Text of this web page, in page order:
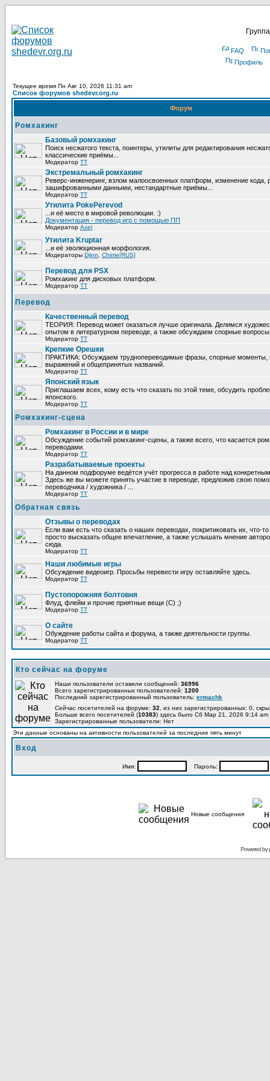
FAQ
Профиль
Текущее время Пн Авг 10, 2026 11:31 am
Список форумов shedevr.org.ru
Форум
Ромхакинг
Базовый ромхакинг
Поиск несжатого текста, поинтеры, утилиты для редактирования
классические приёмы...
Модератор TT
Экстремальный ромхакинг
Реверс-инженеринг, взлом малоосвоенных платформ, изменение кода,
зашифрованными данными, нестандартные приёмы...
Модератор TT
Утилита PokePerevod
...и её место в мировой революции. :)
Документация - перевод игр с помощью ПП
Модератор Axel
Утилита Kruptar
...и её эволюционная морфология.
Модераторы Djinn Chime[RUS]
Перевод для PSX
Ромхакинг для дисковых платформ.
Модератор TT
Перевод
Качественный перевод
ТЕОРИЯ: Перевод может оказаться лучше оригинала. Делимся
опытом в литературном переводе, а также обсуждаем спорные вопросы
Модератор TT
Крепкие Орешки
ПРАКТИКА: Обсуждаем труднопереводимые фразы, спорные моменты,
выражений и общепринятых названий.
Модератор TT
Японский язык
Приглашаем всех, кому есть что сказать по этой теме, обсудить
японского.
Модератор TT
Ромхакинг-сцена
Ромхакинг в России и в мире
Обсуждение событий ромхакинг-сцены, а также всего, что касается
переводами.
Модератор TT
Разрабатываемые проекты
На данном подфоруме ведётся учёт прогресса в работе над
Здесь же вы можете принять участие в переводе, предложив свою
переводчика / художника / ...
Модератор TT
Обратная связь
Отзывы о переводах
Если вам есть что сказать о наших переводах, покритиковать их, что-
просто высказать общее впечатление, а также услышать мнение
сюда.
Модератор TT
Наши любимые игры
Обсуждение видеоигр. Просьбы перевести игру оставляйте здесь.
Модератор TT
Пустопорожняя болтовня
Флуд, флейм и прочие приятные вещи (C) ;)
Модератор TT
О сайте
Обуждение работы сайта и форума, а также деятельности группы.
Модератор TT
Кто сейчас на форуме
Наши пользователи оставили сообщений: 36996
Всего зарегистрированных пользователей: 1200
Последний зарегистрированный пользователь: ermachk
Сейчас посетителей на форуме: 32 , из них зарегистрированных: 0,
Больше всего посетителей (10383) здесь было Сб Мар 21, 2026 9:14 am
Зарегистрированные пользователи: Нет
Эти данные основаны на активности пользователей за последние пять минут
Вход
Имя: Пароль:
Новые сообщения
Powered by